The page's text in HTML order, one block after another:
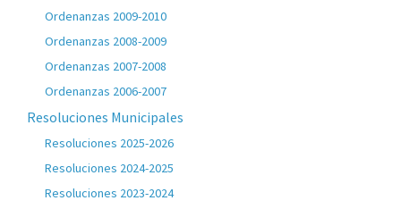
Ordenanzas 2009-2010
Ordenanzas 2008-2009
Ordenanzas 2007-2008
Ordenanzas 2006-2007
Resoluciones Municipales
Resoluciones 2025-2026
Resoluciones 2024-2025
Resoluciones 2023-2024